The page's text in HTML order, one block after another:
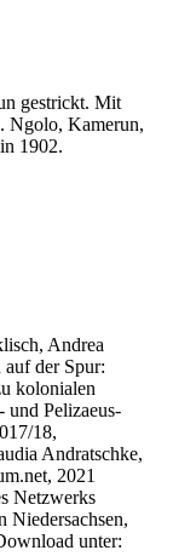
gestrickt. Mit
Ngolo, Kamerun,
1902.
Andrea
der Spur:
kolonialen
und Pelizaeus-
18,
Andratschke,
2021
Netzwerks
Niedersachsen,
unter: